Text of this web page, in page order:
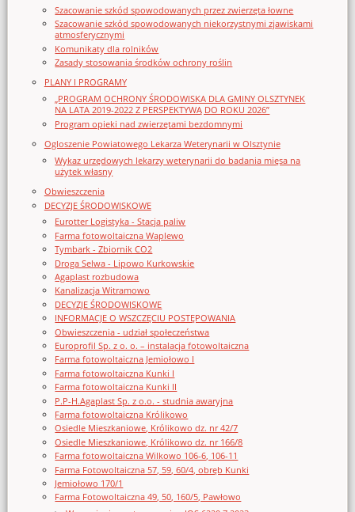
Szacowanie szkód spowodowanych przez zwierzęta łowne
Szacowanie szkód spowodowanych niekorzystnymi zjawiskami
atmosferycznymi
Komunikaty dla rolników
Zasady stosowania środków ochrony roślin
PLANY I PROGRAMY
„PROGRAM OCHRONY ŚRODOWISKA DLA GMINY OLSZTYNEK
NA LATA 2019-2022 Z PERSPEKTYWĄ DO ROKU 2026”
Program opieki nad zwierzętami bezdomnymi
Ogloszenie Powiatowego Lekarza Weterynarii w Olsztynie
Wykaz urzędowych lekarzy weterynarii do badania mięsa na
użytek własny
Obwieszczenia
DECYZJE ŚRODOWISKOWE
Eurotter Logistyka - Stacja paliw
Farma fotowoltaiczna Waplewo
Tymbark - Zbiornik CO2
Droga Selwa - Lipowo Kurkowskie
Agaplast rozbudowa
Kanalizacja Witramowo
DECYZJE ŚRODOWISKOWE
INFORMACJE O WSZCZĘCIU POSTĘPOWANIA
Obwieszczenia - udział społeczeństwa
Europrofil Sp. z o. o. – instalacja fotowoltaiczna
Farma fotowoltaiczna Jemiołowo I
Farma fotowoltaiczna Kunki I
Farma fotowoltaiczna Kunki II
P.P-H.Agaplast Sp. z o.o. - studnia awaryjna
Farma fotowoltaiczna Królikowo
Osiedle Mieszkaniowe, Królikowo dz. nr 42/7
Osiedle Mieszkaniowe, Królikowo dz. nr 166/8
Farma fotowoltaiczna Wilkowo 106-6, 106-11
Farma Fotowoltaiczna 57, 59, 60/4, obręb Kunki
Jemiołowo 170/1
Farma Fotowoltaiczna 49, 50, 160/5, Pawłowo